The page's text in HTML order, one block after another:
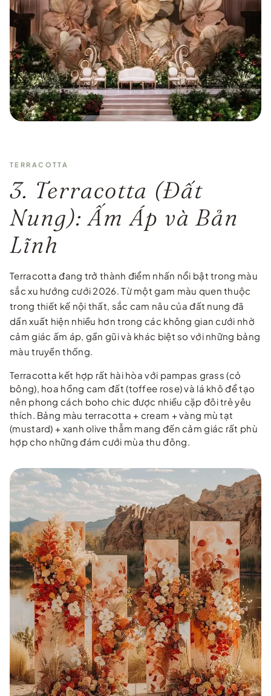
TERRACOTTA
3. Terracotta (Đất
Nung): Ấm Áp và Bản
Lĩnh
Terracotta đang trở thành điểm nhấn nổi bật trong màu
sắc xu hướng cưới 2026. Từ một gam màu quen thuộc
trong thiết kế nội thất, sắc cam nâu của đất nung đã
dần xuất hiện nhiều hơn trong các không gian cưới nhờ
cảm giác ấm áp, gần gũi và khác biệt so với những bảng
màu truyền thống.
Terracotta kết hợp rất hài hòa với pampas grass (cỏ
bông), hoa hồng cam đất (toffee rose) và lá khô để tạo
nên phong cách boho chic được nhiều cặp đôi trẻ yêu
thích. Bảng màu terracotta + cream + vàng mù tạt
(mustard) + xanh olive thẫm mang đến cảm giác rất phù
hợp cho những đám cưới mùa thu đông.